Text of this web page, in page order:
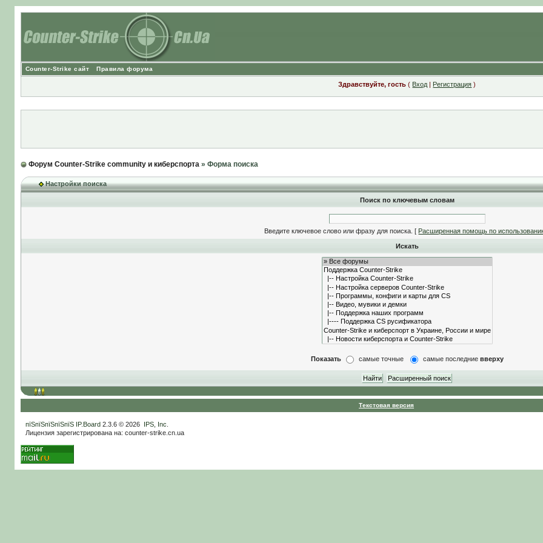
Counter-Strike сайт Правила форума
Здравствуйте, гость ( Вход | Регистрация )
Форум Counter-Strike community и киберспорта» Форма поиска
Настройки поиска
Поиск по ключевым словам
Введите ключевое слово или фразу для поиска. [ Расширенная помощь по
Искать
Показать самые точные самые последние вверху
Текстовая версия
пїЅпїЅпїЅпїЅпїЅ IP.Board2.3.6 © 2026 IPS, Inc
Лицензия зарегистрирована на: counter-strike.cn.ua